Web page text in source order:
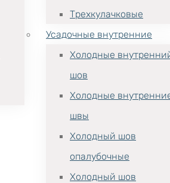
Трехкулачковые
Усадочные внутренние
Холодные
шов
Холодные
швы
Холодный шов
опалубочные
Холодный шов